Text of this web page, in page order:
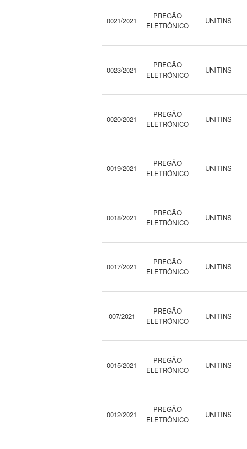
0021/2021
PREGÃO
ELETRÔNICO
UNITINS
0023/2021
PREGÃO
ELETRÔNICO
UNITINS
0020/2021
PREGÃO
ELETRÔNICO
UNITINS
0019/2021
PREGÃO
ELETRÔNICO
UNITINS
0018/2021
PREGÃO
ELETRÔNICO
UNITINS
0017/2021
PREGÃO
ELETRÔNICO
UNITINS
007/2021
PREGÃO
ELETRÔNICO
UNITINS
0015/2021
PREGÃO
ELETRÔNICO
UNITINS
0012/2021
PREGÃO
ELETRÔNICO
UNITINS